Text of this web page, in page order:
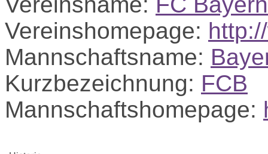
Vereinshomepage:
Mannschaftsname:
Kurzbezeichnung: FCB
Mannschaftshomepage: